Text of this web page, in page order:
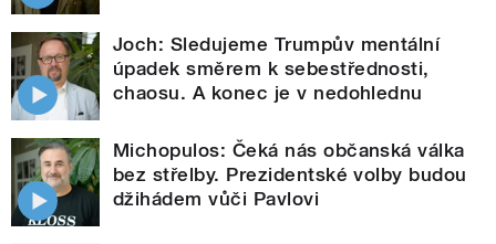
Joch: Sledujeme Trumpův mentální
úpadek směrem k sebestřednosti,
chaosu. A konec je v nedohlednu
Michopulos: Čeká nás občanská válka
bez střelby. Prezidentské volby budou
džihádem vůči Pavlovi